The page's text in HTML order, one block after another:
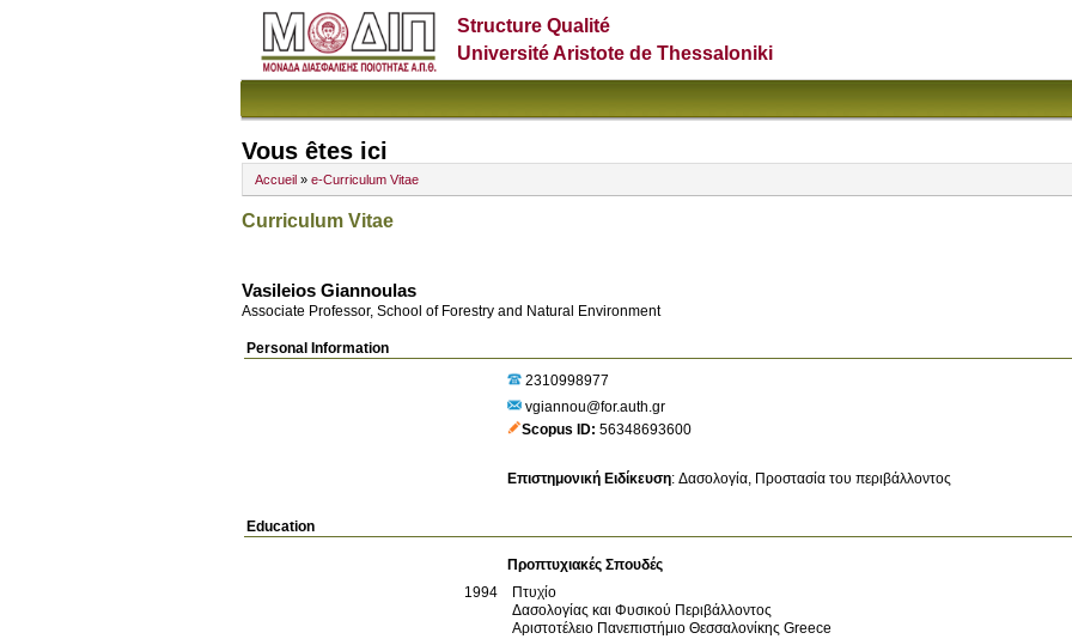
Structure Qualité
Université Aristote de Thessaloniki
Vous êtes ici
Accueil » e-Curriculum Vitae
Curriculum Vitae
Vasileios Giannoulas
Associate Professor, School of Forestry and Natural Environment
Personal Information
2310998977
vgiannou@for.auth.gr
Scopus ID 56348693600
Επιστημονική Ειδίκευση: Δασολογία Προστασία του περιβάλλοντος
Education
Προπτυχιακές Σπουδές
1994
Πτυχίο
Δασολογίας και Φυσικού Περιβάλλοντος
Αριστοτέλειο Πανεπιστήμιο Θεσσαλονίκης Greece